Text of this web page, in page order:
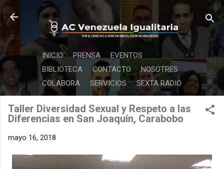
Ir al contenido principal
INICIO PRENSA
EVENTOS
BIBLIOTECA
CONTACTO
NOSOTRES
COLABORA
SERVICIOS SEXTA RADIO
Taller Diversidad Sexual y Respeto a las
Diferencias en San Joaquín, Carabobo
mayo 16, 2018